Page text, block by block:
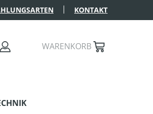
KONTAKT
WARENKORB